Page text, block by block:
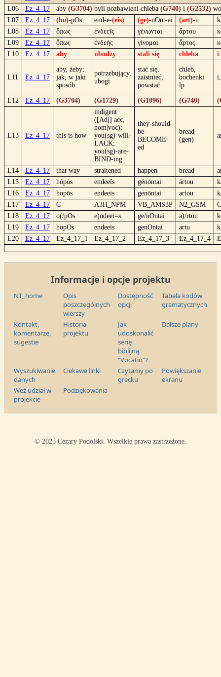
L06
Ez_4_17 aby (G3704) byli pozbawieni chleba (G740) i (G2532)
L07
Ez_4_17 (ho)-pOs end-e-(eis) (ge)-nOnt-ai (art)-u
L08
Ez_4_17 ὅπως ἐνδεεῖς γένωνται ἄρτου
L09
Ez_4_17 ὅπως ἐνδεής γίνομαι ἄρτος
L10
Ez_4_17 aby ubodzy stali się chleba i
L11 Ez_4_17
aby, żeby;
jak, w jaki
sposób
potrzebujący,
ubogi
stać się,
zaistnieć,
powstać
chleb,
bochenki
lp.
L12 Ez_4_17 (G3704) (G1729) (G1096) (G740)
L13 Ez_4_17 this is how
indigent
([Adj] acc,
nom|voc);
you(sg)-will-
LACK;
you(sg)-are-
BIND-ing
they-should-
be-
BECOME-
ed
bread
(gen)
L14 Ez_4_17 that way straitened happen bread
L15
Ez_4_17 hópōs endeeîs génōntai ártou
L16
Ez_4_17 hopōs endeeis genōntai artou
L17
Ez_4_17 C A3H_NPM VB_AMS3P N2_GSM
C
L18
Ez_4_17 o(/pOs e)ndeei=s ge/nOntai a)/rtou
L19
Ez_4_17 hopOs endeeis genOntai artu
L20
Ez_4_17 Ez_4_17_1 Ez_4_17_2 Ez_4_17_3 Ez_4_17_4
Informacje i opcje projektu
NT_home
Opis
poszczególnych
wierszy
Dostępność
opcji
Tabela kodów
gramatycznych
Kontakt,
komentarze,
sugestie
Historia
projektu
Jak
udoskonalić
serię
biblijną
"Vocatio"?
Dalsze plany
Wyszukiwanie
danych
Ciekawe linki
Czytamy po
grecku
Powiększanie
ekranu
Weź udział w
projekcie
Podziękowania
© 2025 Cezary Podolski. Wszelkie prawa zastrzeżone.